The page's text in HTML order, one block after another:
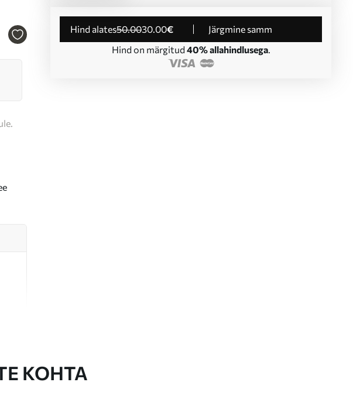
Hind alates50.0030.00€
Järgmine samm
Hind on märgitud 40% allahindlusega.
KOHTA